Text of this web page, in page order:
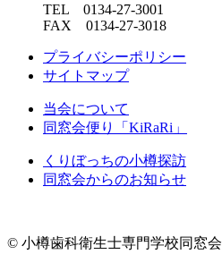
TEL 0134-27-3001
FAX 0134-27-3018
プライバシーポリシー
サイトマップ
当会について
同窓会便り「KiRaRi」
くりぼっちの小樽探訪
同窓会からのお知らせ
© 小樽歯科衛生士専門学校同窓会